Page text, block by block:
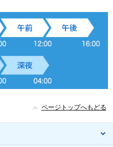
ページトップへもどる